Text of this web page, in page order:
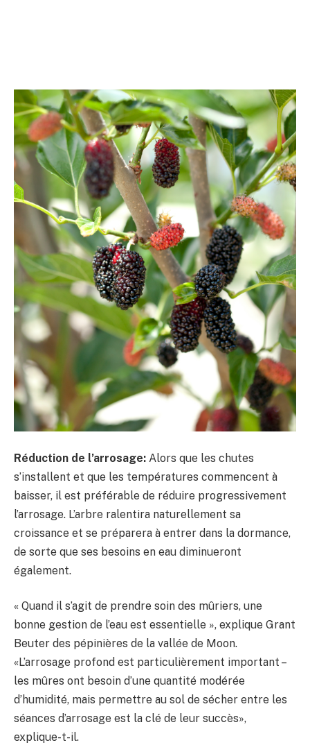
Réduction de l’arrosage: Alors que les chutes
s’installent et que les températures commencent à
baisser, il est préférable de réduire progressivement
l’arrosage. L’arbre ralentira naturellement sa
croissance et se préparera à entrer dans la dormance,
de sorte que ses besoins en eau diminueront
également.
« Quand il s’agit de prendre soin des mûriers, une
bonne gestion de l’eau est essentielle », explique Grant
Beuter des pépinières de la vallée de Moon.
«L’arrosage profond est particulièrement important –
les mûres ont besoin d’une quantité modérée
d’humidité, mais permettre au sol de sécher entre les
séances d’arrosage est la clé de leur succès»,
explique-t-il.